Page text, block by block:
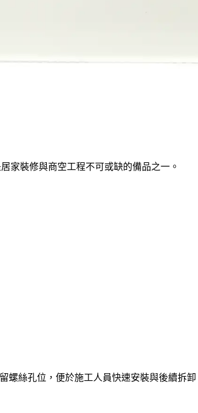
家裝修與商空工程不可或缺的備品之一。
螺絲孔位，便於施工人員快速安裝與後續拆